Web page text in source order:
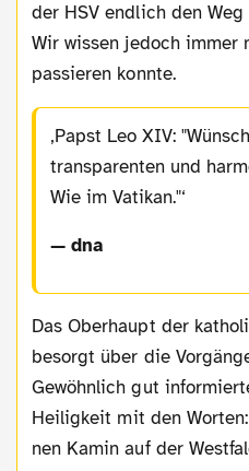
der HSV endlich den
Wir wissen jedoch immer
passieren konnte.
Papst Leo XIV:
transparenten und
Wie im Vatikan."
— dna
Das Oberhaupt der katholischen Kirche zeigte sich
besorgt über die
Gewöhnlich gut
Heiligkeit mit den
nen Kamin auf der